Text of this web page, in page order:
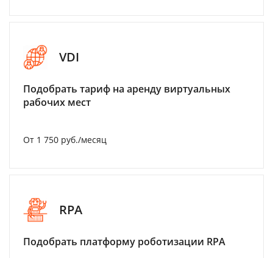
VDI
Подобрать тариф на аренду виртуальных
рабочих мест
От 1 750 руб./месяц
RPA
Подобрать платформу роботизации RPA